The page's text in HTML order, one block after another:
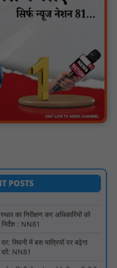
POSTS
से फरार एक स्थाई वारंटी सहित दो
परिसर में फैली है गंदगी और झाड़ियाँ,
: NN81
सेतु पोर्टल की 400 से अधिक
अभियुक्तों की गिरफ्तारी को लेकर
: NN81
मेटापारा कोरसागुड़ा प्राथमिक शाला
का निरीक्षण कर अधिकारियों को
: NN81
सिवनी में बस यात्रियों पर बढ़ेगा
दरें: NN81
किमी रोड मंजूर होते ही ग्रामीणों में